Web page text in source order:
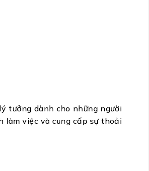
tưởng dành cho những người
việc và cung cấp sự thoải